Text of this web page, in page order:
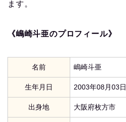
ます。
《嶋崎斗亜のプロフィール》
名前 嶋崎斗亜
生年月日 2003年08月03日
出身地 大阪府枚方市